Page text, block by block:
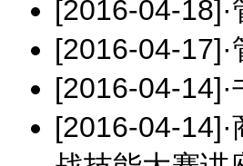
[2016-04-18] ·
[2016-04-17]·
[2016-04-14]·
[2016-04-14]·